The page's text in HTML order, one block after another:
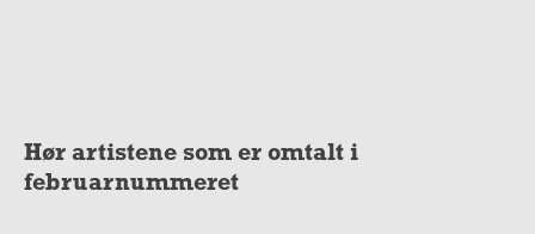
Hør artistene som er omtalt i
februarnummeret